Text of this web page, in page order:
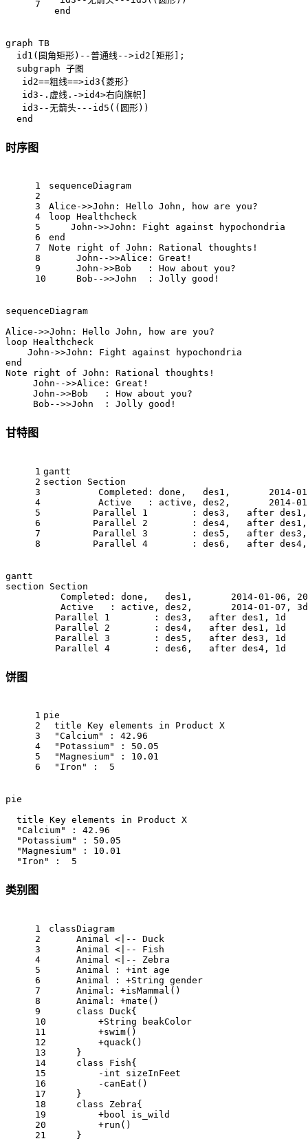
7
  end
graph TB
  id1(圆角矩形)--普通线-->id2[矩形];
  subgraph 子图
   id2==粗线==>id3{菱形}
   id3-.虚线.->id4>右向旗帜]
   id3--无箭头---id5((圆形))
  end
时序图
1
2
3
4
5
6
7
8
9
10
sequenceDiagram
Alice->>John: Hello John, how are you?
loop Healthcheck
    John->>John: Fight against hypochondria
end
Note right of John: Rational thoughts!
     John-->>Alice: Great!
     John->>Bob   : How about you?
     Bob-->>John  : Jolly good!
sequenceDiagram
Alice->>John: Hello John, how are you?
loop Healthcheck
    John->>John: Fight against hypochondria
end
Note right of John: Rational thoughts!
     John-->>Alice: Great!
     John->>Bob   : How about you?
     Bob-->>John  : Jolly good!
甘特图
1
2
3
4
5
6
7
8
gantt
section Section
Completed: done,   des1,       2014-
Active   : active, des2,       2014-
Parallel 1        : des3,   after
Parallel 2        : des4,   after
Parallel 3        : des5,   after
Parallel 4        : des6,   after
gantt
section Section
Completed: done,   des1,       2014-01-06,
          Active   : active, des2,       2014-01-07, 3d
         Parallel 1        : des3,   after des1, 1d
         Parallel 2        : des4,   after des1, 1d
         Parallel 3        : des5,   after des3, 1d
         Parallel 4        : des6,   after des4, 1d
饼图
1
2
3
4
5
6
pie
  title Key elements in Product X
  "Calcium" : 42.96
  "Potassium" : 50.05
  "Magnesium" : 10.01
  "Iron" :  5
pie
  title Key elements in Product X
  "Calcium" : 42.96
  "Potassium" : 50.05
  "Magnesium" : 10.01
  "Iron" :  5
类别图
1
2
3
4
5
6
7
8
9
10
11
12
13
14
15
16
17
18
19
20
21
classDiagram
     Animal <|-- Duck
     Animal <|-- Fish
     Animal <|-- Zebra
     Animal : +int age
     Animal : +String gender
     Animal: +isMammal()
     Animal: +mate()
     class Duck{
         +String beakColor
         +swim()
         +quack()
     }
     class Fish{
         -int sizeInFeet
         -canEat()
     }
     class Zebra{
         +bool is_wild
         +run()
     }